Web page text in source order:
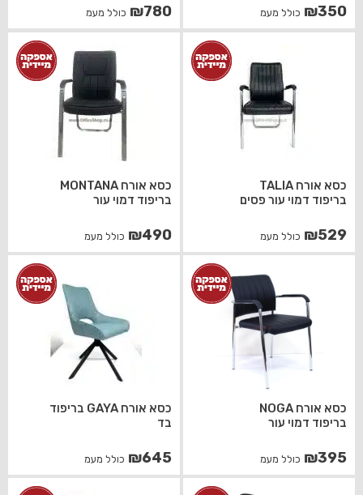
₪350 כולל מעמ ₪780 כולל מעמ
כסא אורח TALIA
בריפוד דמוי עור פסים
₪529 כולל מעמ
כסא אורח MONTANA
בריפוד דמוי עור
₪490 כולל מעמ
כסא אורח NOGA
בריפוד דמוי עור
₪395 כולל מעמ
כסא אורח GAYA בריפוד
בד
₪645 כולל מעמ